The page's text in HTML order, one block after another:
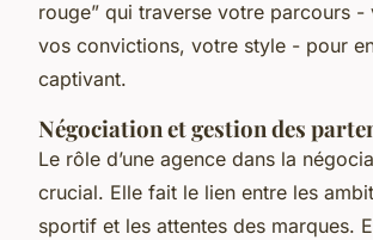
rouge” qui traverse votre parcours -
vos convictions, votre style - pour
captivant.
Négociation et gestion des
Le rôle d’une agence dans la
crucial. Elle fait le lien entre les
sportif et les attentes des marques.